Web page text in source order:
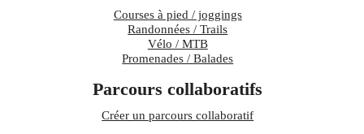
Courses à pied / joggings
Randonnées / Trails
Vélo / MTB
Promenades / Balades
Parcours collaboratifs
Créer un parcours collaboratif